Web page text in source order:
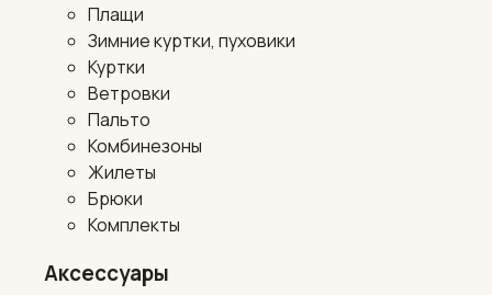
Плащи
Зимние куртки, пуховики
Куртки
Ветровки
Пальто
Комбинезоны
Жилеты
Брюки
Комплекты
Аксессуары